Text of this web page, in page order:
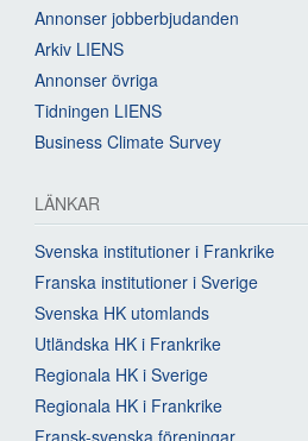
Annonser jobberbjudanden
Arkiv LIENS
Annonser övriga
Tidningen LIENS
Business Climate Survey
LÄNKAR
Svenska institutioner i Frankrike
Franska institutioner i Sverige
Svenska HK utomlands
Utländska HK i Frankrike
Regionala HK i Sverige
Regionala HK i Frankrike
Fransk-svenska föreningar